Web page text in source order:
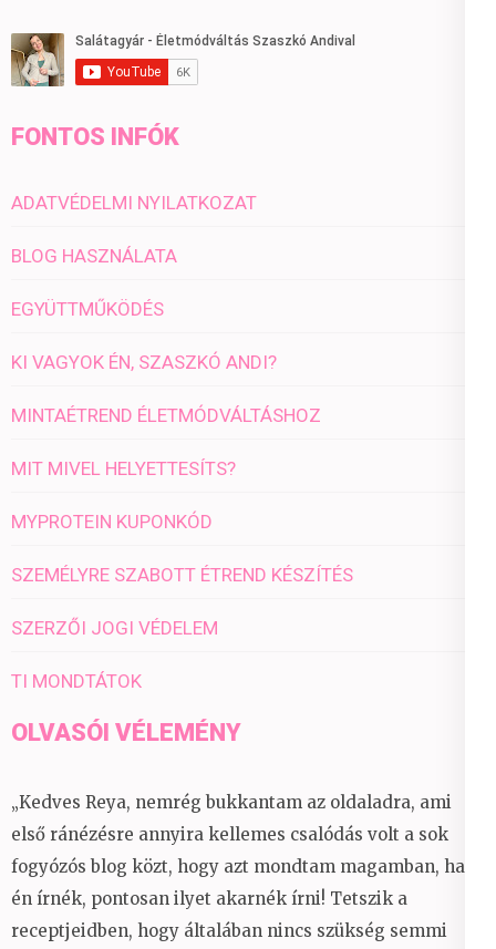
FONTOS INFÓK
ADATVÉDELMI NYILATKOZAT
BLOG HASZNÁLATA
EGYÜTTMŰKÖDÉS
KI VAGYOK ÉN, SZASZKÓ ANDI?
MINTAÉTREND ÉLETMÓDVÁLTÁSHOZ
MIT MIVEL HELYETTESÍTS?
MYPROTEIN KUPONKÓD
SZEMÉLYRE SZABOTT ÉTREND KÉSZÍTÉS
SZERZŐI JOGI VÉDELEM
TI MONDTÁTOK
OLVASÓI VÉLEMÉNY
„Kedves Reya, nemrég bukkantam az oldaladra, ami
első ránézésre annyira kellemes csalódás volt a sok
fogyózós blog közt, hogy azt mondtam magamban, ha
én írnék, pontosan ilyet akarnék írni! Tetszik a
receptjeidben, hogy általában nincs szükség semmi